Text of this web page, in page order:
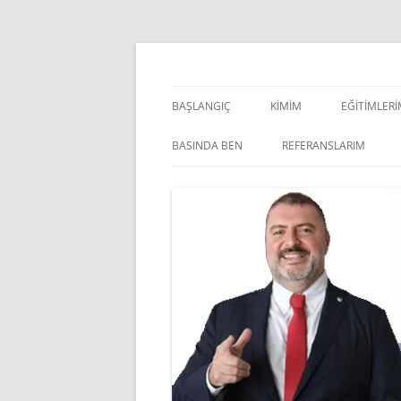
İçeriğe
BAŞLANGIÇ KIMIM
BASINDA BEN REFERANSLARIM